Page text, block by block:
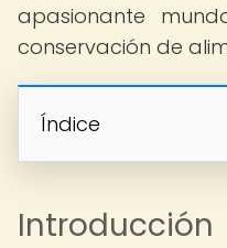
apasionante
conservación de
Índice
Introducción